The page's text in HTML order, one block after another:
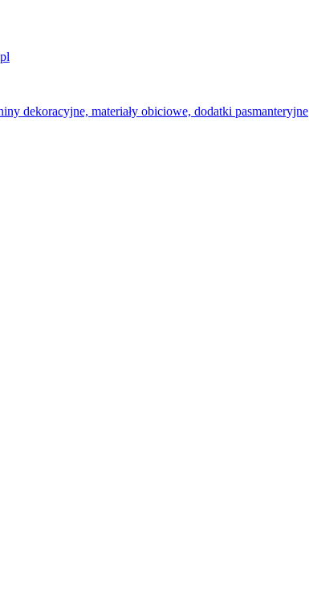
dekoracyjne, materiały obiciowe, dodatki pasmanteryjne